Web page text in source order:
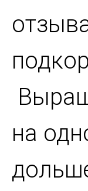
на